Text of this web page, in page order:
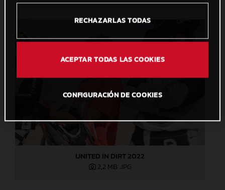
UNITED IN DIRT 2022
2,2 MB .JPG
RECHAZARLAS TODAS
ACEPTAR TODAS LAS COOKIES
CONFIGURACIÓN DE COOKIES